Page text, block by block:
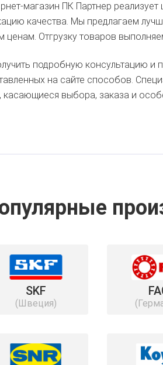
магазин ПК Партнер
качества. Мы предлагаем
ценам. Отгрузку товаров
подробную консультацию
на сайте способов.
выбора, заказа и
SKF
(Швеция)